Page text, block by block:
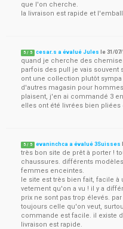
que l'on cherche.
la livraison est rapide et
5 / 5 cesar.s a évalué Jules le31/
quand je cherche des
parfois des pull je vais
ont une collection plutôt
d'autres magasin pour
plaisent, j'en ai commandé 3
elles ont été livrées bien
5 / 5 evaninchca a évalué 3Suisses
très bon site de prêt à porter !
chaussures. différents
femmes enceintes.
le site est très bien fait, facile
vetement qu'on a vu ! il y a
prix ne sont pas trop élevés.
toujours celle qu'on veut,
commande est facile. il existe
livraison est rapide.